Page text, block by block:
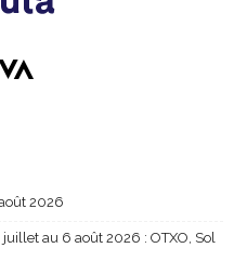
2026
au 6 août 2026 : OTXO, Sol